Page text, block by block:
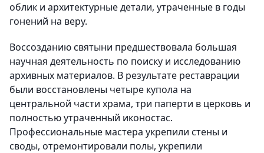
облик и архитектурные детали, утраченные в годы
гонений на веру.
Воссозданию святыни предшествовала большая
научная деятельность по поиску и исследованию
архивных материалов. В результате реставрации
были восстановлены четыре купола на
центральной части храма, три паперти в церковь и
полностью утраченный иконостас.
Профессиональные мастера укрепили стены и
своды, отремонтировали полы, укрепили